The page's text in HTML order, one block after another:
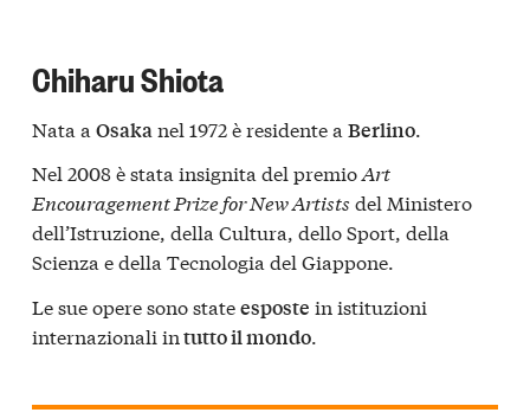
Chiharu Shiota
Nata a Osaka nel 1972 è residente a Berlino
Nel 2008 è stata insignita del premioArt
Encouragement Prize for New Artists del Ministero
dell’Istruzione, della Cultura, dello Sport, della
Scienza e della Tecnologia del Giappone.
Le sue opere sono stateesposte in istituzioni
internazionali intutto il mondo.